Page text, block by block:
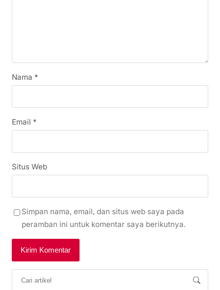
Nama *
Email *
Situs Web
Simpan nama, email, dan situs web saya pada
peramban ini untuk komentar saya berikutnya.